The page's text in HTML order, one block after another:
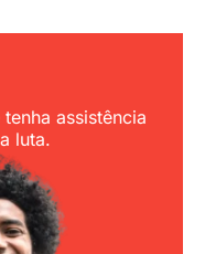
assistência
luta.